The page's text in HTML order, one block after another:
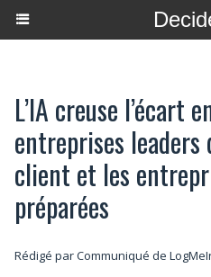
L’IA creuse l’écart
entreprises
client et les
préparées
Rédigé par Communiqué de